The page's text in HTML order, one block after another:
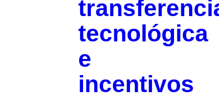
tecnológica
e
incentivos